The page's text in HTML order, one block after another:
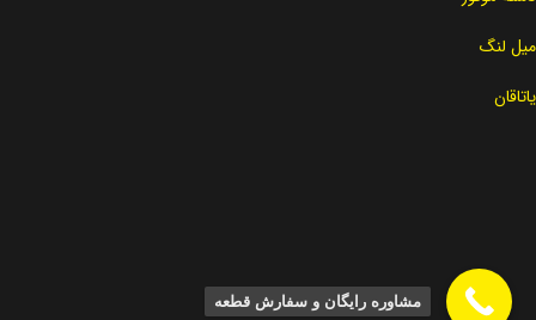
میل لنگ
یاتاقان
مشاوره رایگان و سفارش قطعه